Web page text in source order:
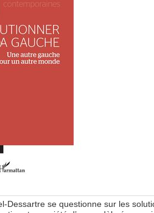
Dessartre se questionne sur les